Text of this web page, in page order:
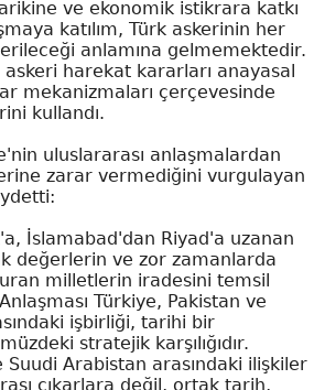
ve ekonomik istikrara katkı
katılım, Türk askerinin her
anlamına gelmemektedir.
askeri harekat kararları anayasal
mekanizmaları çerçevesinde
kullandı.
uluslararası anlaşmalardan
zarar vermediğini vurgulayan
İslamabad'dan Riyad'a uzanan
değerlerin ve zor zamanlarda
milletlerin iradesini temsil
Türkiye, Pakistan ve
işbirliği, tarihi bir
stratejik karşılığıdır.
Suudi Arabistan arasındaki ilişkiler
çıkarlara değil, ortak tarih,